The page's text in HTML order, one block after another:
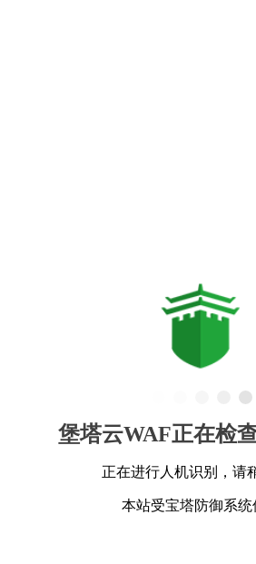
堡塔云WAF正在检
正在进行人机识别，请
本站受宝塔防御系统